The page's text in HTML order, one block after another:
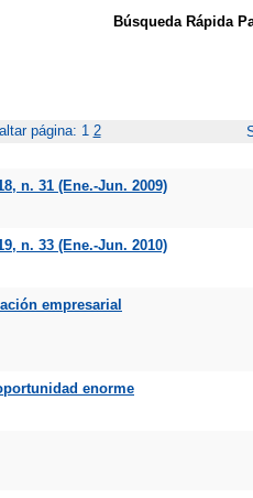
Búsqueda Rápida
página: 1 2
n. 31 (Ene.-Jun. 2009)
n. 33 (Ene.-Jun. 2010)
empresarial
enorme